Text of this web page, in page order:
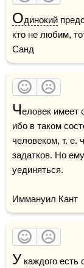
Одинокий
кто не любим,
Санд
Человек имеет
ибо в таком
человеком, т. е.
задатков. Но
уединяться.
Иммануил Кант
У каждого есть